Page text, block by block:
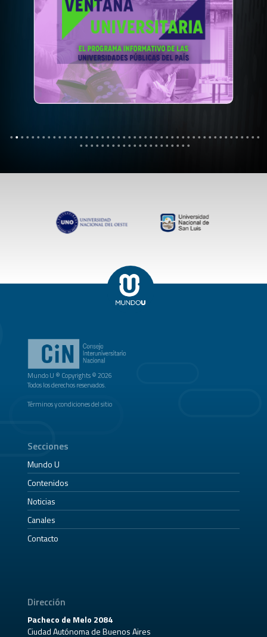
Mundo U ® Copyrights © 2026
Todos los derechos reservados.
Términos y condiciones del sitio
Secciones
Mundo U
Contenidos
Noticias
Canales
Contacto
Dirección
Pacheco de Melo 2084
Ciudad Autónoma de Buenos Aires